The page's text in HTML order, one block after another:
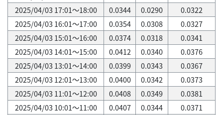
2025/04/03 17:01～18:00
0.0344 0.0290
0.0322
2025/04/03 16:01～17:00
0.0354 0.0308
0.0327
2025/04/03 15:01～16:00
0.0374 0.0318
0.0341
2025/04/03 14:01～15:00
0.0412 0.0340
0.0376
2025/04/03 13:01～14:00
0.0399 0.0343
0.0367
2025/04/03 12:01～13:00
0.0400 0.0342
0.0373
2025/04/03 11:01～12:00
0.0408 0.0349
0.0381
2025/04/03 10:01～11:00
0.0407 0.0344
0.0371